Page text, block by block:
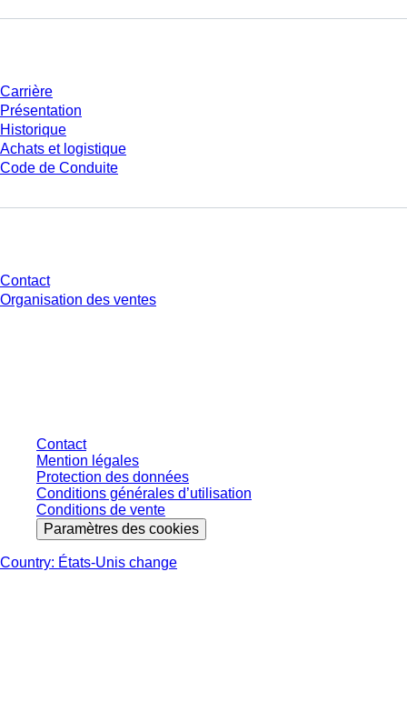
Carrière
Présentation
Historique
Achats et logistique
Code de Conduite
Contact
Organisation des ventes
Contact
Mention légales
Protection des données
Conditions générales d’utilisation
Conditions de vente
Paramètres des cookies
Country: États-Unis change